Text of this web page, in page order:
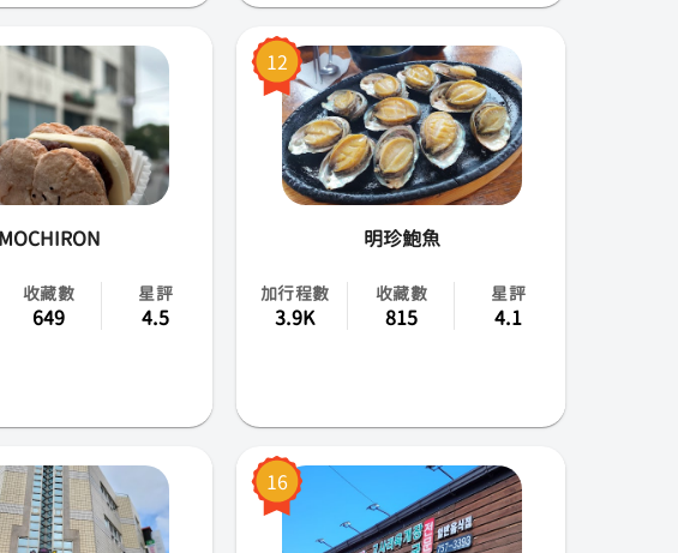
MOCHIRON
收藏數
649
星評
4.5
12
明珍鮑魚
加行程數
3.9K
收藏數
815
星評
4.1
16